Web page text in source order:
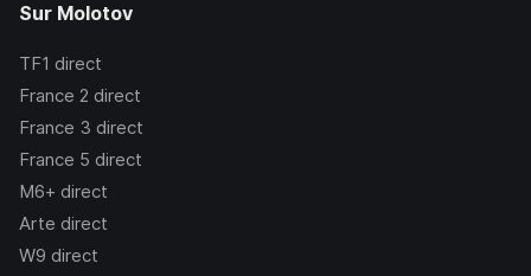
Sur Molotov
TF1 direct
France 2 direct
France 3 direct
France 5 direct
M6+ direct
Arte direct
W9 direct